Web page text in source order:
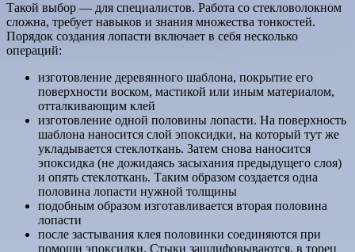
Такой выбор — для специалистов. Работа со стекловолокном
сложна, требует навыков и знания множества тонкостей.
Порядок создания лопасти включает в себя несколько
операций:
изготовление деревянного шаблона, покрытие его
поверхности воском, мастикой или иным материалом,
отталкивающим клей
изготовление одной половины лопасти. На поверхность
шаблона наносится слой эпоксидки, на который тут же
укладывается стеклоткань. Затем снова наносится
эпоксидка (не дожидаясь засыхания предыдущего слоя)
и опять стеклоткань. Таким образом создается одна
половина лопасти нужной толщины
подобным образом изготавливается вторая половина
лопасти
после застывания клея половинки соединяются при
помощи эпоксидки. Стыки зашлифовываются, в торец